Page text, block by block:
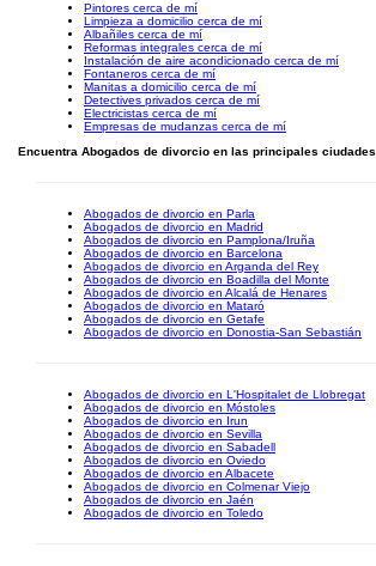
Pintores cerca de mí
Limpieza a domicilio cerca de mí
Albañiles cerca de mí
Reformas integrales cerca de mí
Instalación de aire acondicionado cerca de mí
Fontaneros cerca de mí
Manitas a domicilio cerca de mí
Detectives privados cerca de mí
Electricistas cerca de mí
Empresas de mudanzas cerca de mí
Encuentra Abogados de divorcio en las principales ciudades
Abogados de divorcio en Parla
Abogados de divorcio en Madrid
Abogados de divorcio en Pamplona/Iruña
Abogados de divorcio en Barcelona
Abogados de divorcio en Arganda del Rey
Abogados de divorcio en Boadilla del Monte
Abogados de divorcio en Alcalá de Henares
Abogados de divorcio en Mataró
Abogados de divorcio en Getafe
Abogados de divorcio en Donostia-San Sebastián
Abogados de divorcio en L'Hospitalet de Llobregat
Abogados de divorcio en Móstoles
Abogados de divorcio en Irun
Abogados de divorcio en Sevilla
Abogados de divorcio en Sabadell
Abogados de divorcio en Oviedo
Abogados de divorcio en Albacete
Abogados de divorcio en Colmenar Viejo
Abogados de divorcio en Jaén
Abogados de divorcio en Toledo